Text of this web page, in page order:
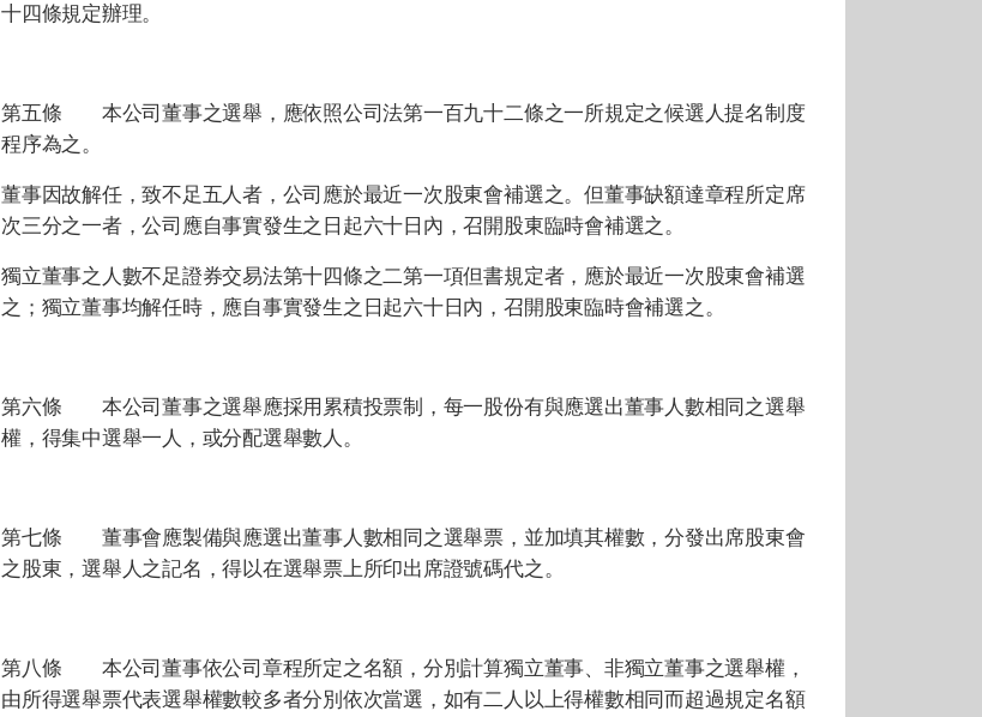
十四條規定辦理。
第五條 本公司董事之選舉，應依照公司法第一百九十二條之一所規定之候選人提名制度
程序為之。
董事因故解任，致不足五人者，公司應於最近一次股東會補選之。但董事缺額達章程所定席
次三分之一者，公司應自事實發生之日起六十日內，召開股東臨時會補選之。
獨立董事之人數不足證券交易法第十四條之二第一項但書規定者，應於最近一次股東會補選
之；獨立董事均解任時，應自事實發生之日起六十日內，召開股東臨時會補選之。
第六條 本公司董事之選舉應採用累積投票制，每一股份有與應選出董事人數相同之選舉
權，得集中選舉一人，或分配選舉數人。
第七條 董事會應製備與應選出董事人數相同之選舉票，並加填其權數，分發出席股東會
之股東，選舉人之記名，得以在選舉票上所印出席證號碼代之。
第八條 本公司董事依公司章程所定之名額，分別計算獨立董事、非獨立董事之選舉權，
由所得選舉票代表選舉權數較多者分別依次當選，如有二人以上得權數相同而超過規定名額